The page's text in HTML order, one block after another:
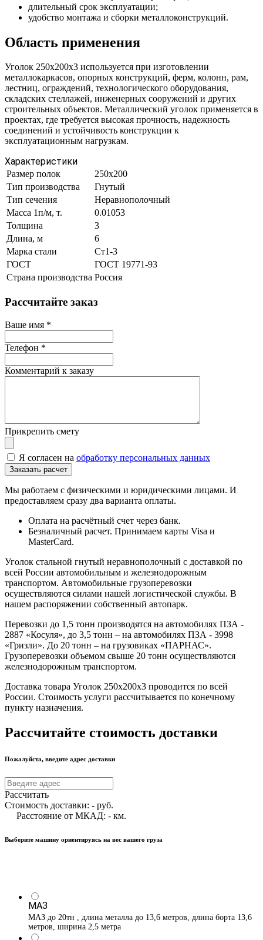
длительный срок эксплуатации;
удобство монтажа и сборки металлоконструкций.
Область применения
Уголок 250х200х3 используется при изготовлении
металлокаркасов, опорных конструкций, ферм, колонн, рам,
лестниц, ограждений, технологического оборудования,
складских стеллажей, инженерных сооружений и других
строительных объектов. Металлический уголок применяется в
проектах, где требуется высокая прочность, надежность
соединений и устойчивость конструкции к
эксплуатационным нагрузкам.
Характеристики
Размер полок
250х200
Тип производства
Гнутый
Тип сечения
Неравнополочный
Масса 1п/м, т.
0.01053
Толщина
3
Длина, м
6
Марка стали
Ст1-3
ГОСТ
ГОСТ 19771-93
Страна производства Россия
Рассчитайте заказ
Ваше имя *
Телефон *
Комментарий к заказу
Прикрепить смету
Я согласен на обработку персональных данных
Мы работаем с физическими и юридическими лицами. И
предоставляем сразу два варианта оплаты.
Оплата на расчётный счет через банк.
Безналичный расчет. Принимаем карты Visa и
MasterCard.
Уголок стальной гнутый неравнополочный с доставкой по
всей России автомобильным и железнодорожным
транспортом. Автомобильные грузоперевозки
осуществляются силами нашей логистической службы. В
нашем распоряжении собственный автопарк.
Перевозки до 1,5 тонн производятся на автомобилях ПЗА -
2887 «Косуля», до 3,5 тонн – на автомобилях ПЗА - 3998
«Гризли». До 20 тонн – на грузовиках «ПАРНАС».
Грузоперевозки объемом свыше 20 тонн осуществляются
железнодорожным транспортом.
Доставка товара Уголок 250х200х3 проводится по всей
России. Стоимость услуги рассчитывается по конечному
пункту назначения.
Рассчитайте стоимость доставки
Пожалуйста, введите адрес доставки
Рассчитать
Стоимость доставки: - руб.
Расстояние от МКАД: - км.
Выберите машину ориентируясь на вес вашего груза
МАЗ
МАЗ до 20тн , длина металла до 13,6 метров, длина борта 13,6
метров, ширина 2,5 метра